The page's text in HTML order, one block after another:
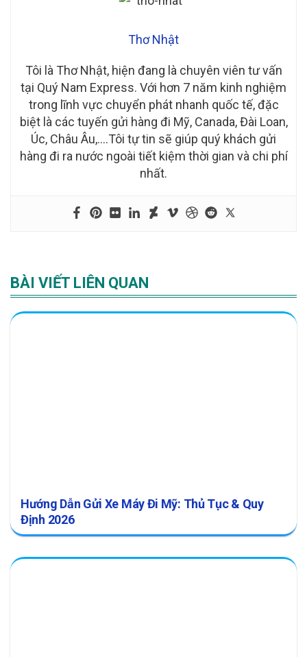
Thơ Nhật
Tôi là Thơ Nhật, hiện đang là chuyên viên tư vấn
tại Quý Nam Express. Với hơn 7 năm kinh nghiệm
trong lĩnh vực chuyển phát nhanh quốc tế, đặc
biệt là các tuyến gửi hàng đi Mỹ, Canada, Đài Loan,
Úc, Châu Âu,….Tôi tự tin sẽ giúp quý khách gửi
hàng đi ra nước ngoài tiết kiệm thời gian và chi phí
nhất.
BÀI VIẾT LIÊN QUAN
Hướng Dẫn Gửi Xe Máy Đi Mỹ: Thủ Tục & Quy
Định 2026